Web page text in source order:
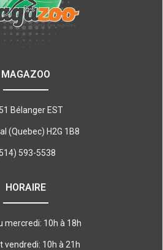
MAGAZOO
Bélanger EST
(Quebec) H2G 1B8
593-5538
HORAIRE
mercredi: 10h à 18h
vendredi: 10h à 21h